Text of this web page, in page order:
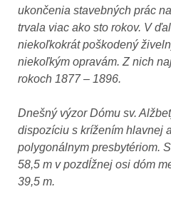
ukončenia stavebných prác
trvala viac ako sto rokov. V
niekoľkokrát poškodený
niekoľkým opravám. Z nich
rokoch 1877 – 1896.
Dnešný výzor Dómu sv.
dispozíciu s krížením hlavnej
polygonálnym presbytériom.
58,5 m v pozdĺžnej osi dóm
39,5 m.